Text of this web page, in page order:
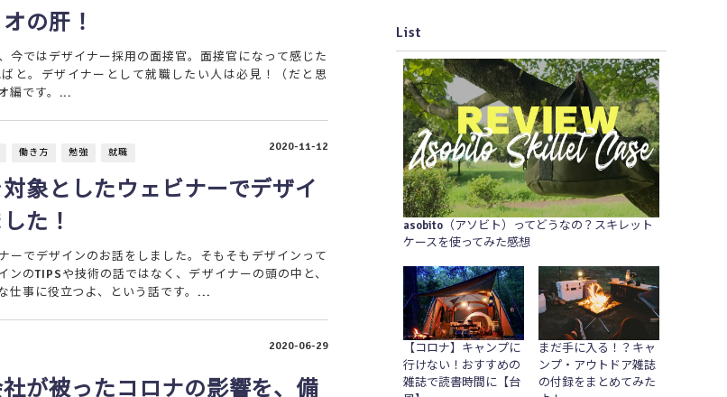
の肝！
今ではデザイナー採用の面接官。面接官になって感じた
と。デザイナーとして就職したい人は必見！（だと思
編です。...
働き方 勉強 就職
象としたウェビナーでデザイ
た！
2020-11-12
ーでデザインのお話をしました。そもそもデザインって
ンのTIPSや技術の話ではなく、デザイナーの頭の中と、
仕事に役立つよ、という話です。...
が被ったコロナの影響を、備
2020-06-29
List
asobito（アソビト）ってどうなの？スキレット
ケースを使ってみた感想
【コロナ】キャンプに
行けない！おすすめの
雑誌で読書時間に【台
まだ手に入る！？キャ
ンプ・アウトドア雑誌
の付録をまとめてみた